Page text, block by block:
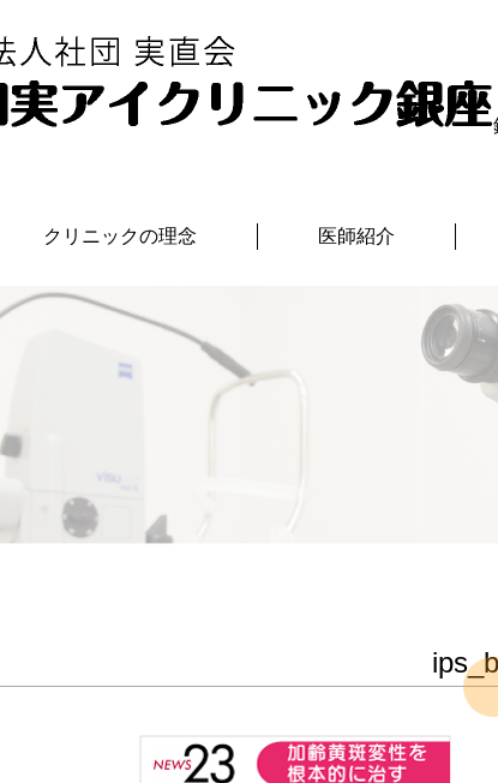
クリニックの理念 医師紹介